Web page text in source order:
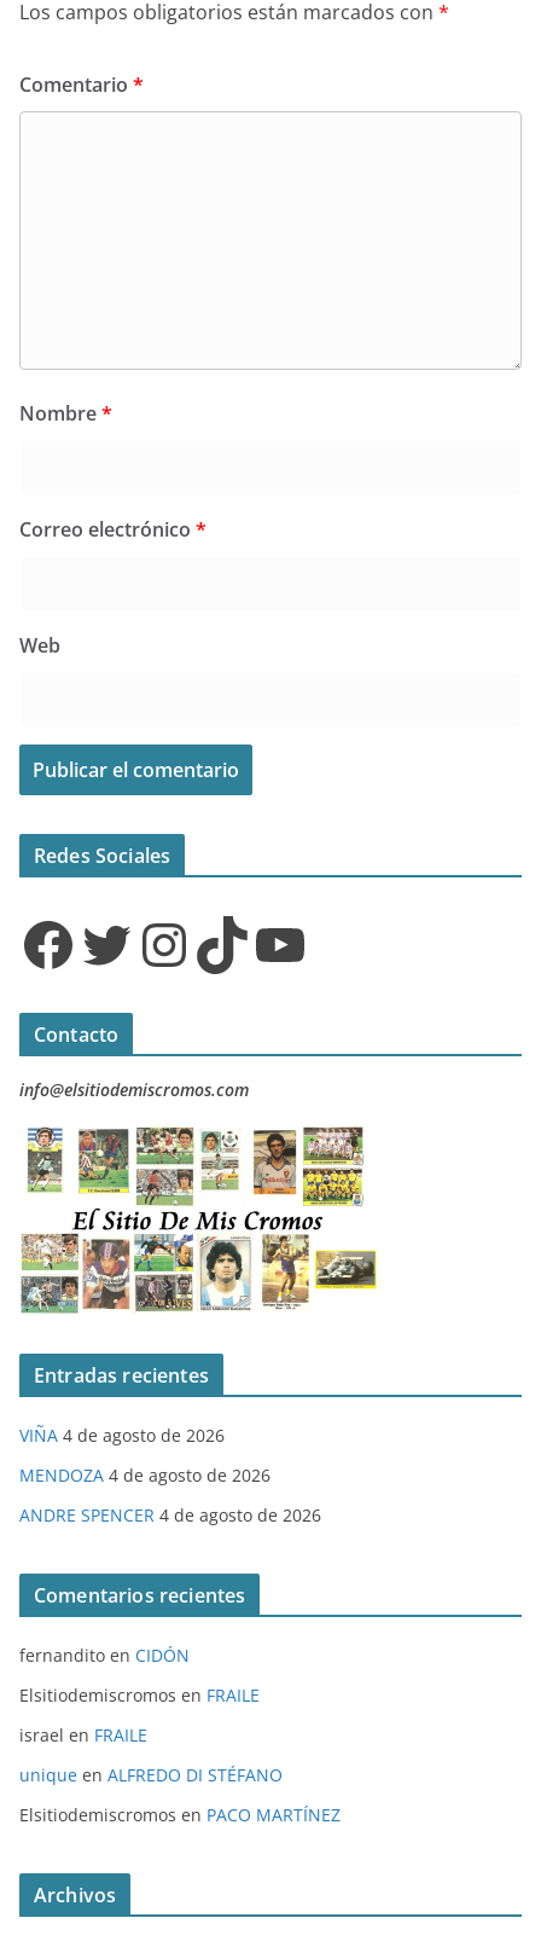
Los campos obligatorios están marcados con *
Comentario *
Nombre*
Correo electrónico *
Web
Redes Sociales
Facebook Twitter InstagramTikTok YouTube
Contacto
info@elsitiodemiscromos.com
Entradas recientes
VIÑA 4 de agosto de 2026
MENDOZA 4 de agosto de 2026
ANDRE SPENCER 4 de agosto de 2026
Comentarios recientes
fernandito en CIDÓN
Elsitiodemiscromos en FRAILE
israel en FRAILE
unique en ALFREDO DI STÉFANO
Elsitiodemiscromos en PACO MARTÍNEZ
Archivos